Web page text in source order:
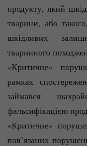
продукту, який
тварини, або
шкідливих
тваринного
«Критичне»
рамках
займався
фальсифікацією
«Критичне»
пов’язаних